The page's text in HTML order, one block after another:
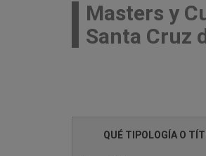
Masters y
Santa Cruz
QUÉ TIPOLOGÍA O